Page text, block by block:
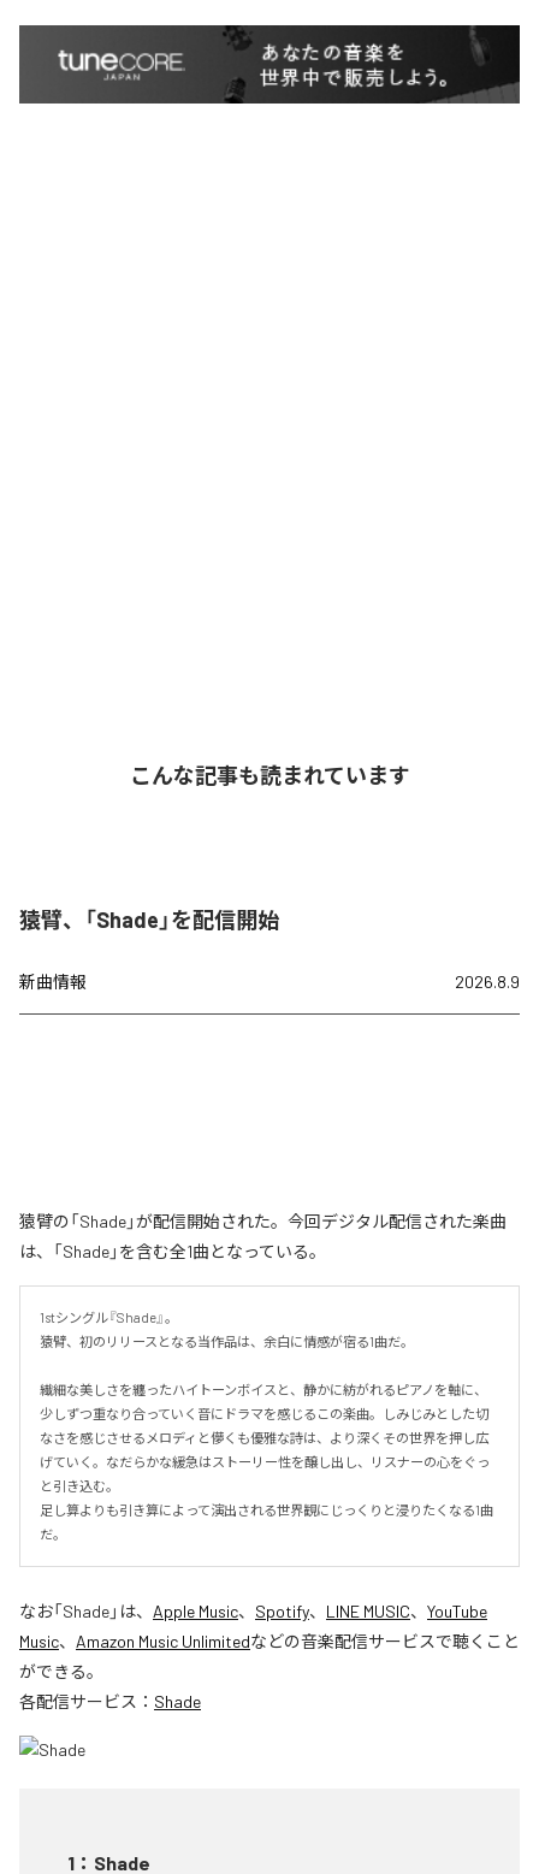
こんな記事も読まれています
猿臂、「Shade」を配信開始
新曲情報 2026.8.9
猿臂の「Shade」が配信開始された。今回デジタル配信された楽曲
は、「Shade」を含む全1曲となっている。
1stシングル『Shade』。
猿臂、初のリリースとなる当作品は、余白に情感が宿る1曲だ。
繊細な美しさを纏ったハイトーンボイスと、静かに紡がれるピアノを軸に、
少しずつ重なり合っていく音にドラマを感じるこの楽曲。しみじみとした切
なさを感じさせるメロディと儚くも優雅な詩は、より深くその世界を押し広
げていく。なだらかな緩急はストーリー性を醸し出し、リスナーの心をぐっ
と引き込む。
足し算よりも引き算によって演出される世界観にじっくりと浸りたくなる1曲
だ。
なお「Shade」は、 Apple Music、 Spotify、 LINE MUSIC、 YouTube
Music、 Amazon Music Unlimitedなどの音楽配信サービスで聴くこと
ができる。
各配信サービス： Shade
1 ： Shade